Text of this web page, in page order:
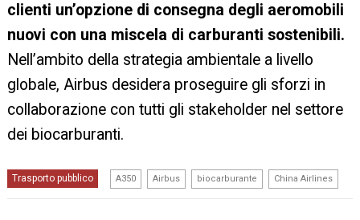
clienti un’opzione di consegna degli aeromobili
nuovi con una miscela di carburanti sostenibili.
Nell’ambito della strategia ambientale a livello
globale, Airbus desidera proseguire gli sforzi in
collaborazione con tutti gli stakeholder nel settore
dei biocarburanti.
Trasporto pubblico A350 Airbus biocarburante China Airlines